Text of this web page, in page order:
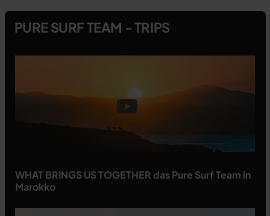
PURE SURF TEAM - TRIPS
WHAT BRINGS US TOGETHER das Pure Surf Team in
Marokko